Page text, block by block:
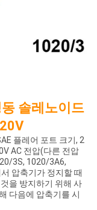
솔레노이드
플레어 포트 크기, 2
AC 전압(다른 전압
3S, 1020/3A6,
압축기가 정지할 때
을 방지하기 위해 사
다음에 압축기를 시